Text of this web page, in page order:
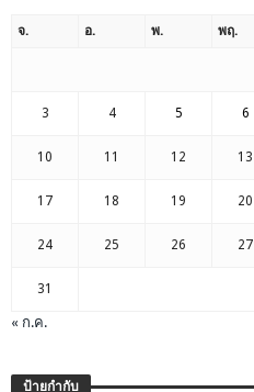
จ. อ. พ. พฤ.
3 4 5 6
10 11 12 13
17 18 19 20
24 25 26 27
31
« ก.ค.
ป้ายกำกับ